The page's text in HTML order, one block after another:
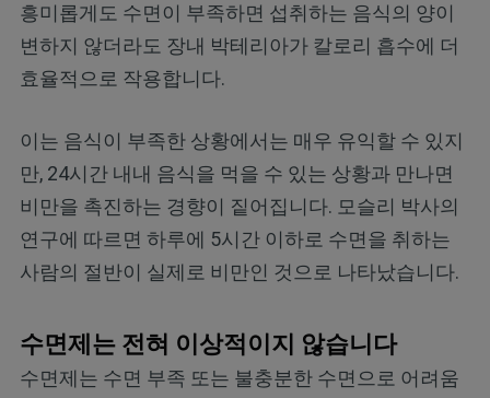
흥미롭게도 수면이 부족하면 섭취하는 음식의 양이
변하지 않더라도 장내 박테리아가 칼로리 흡수에 더
효율적으로 작용합니다.
이는 음식이 부족한 상황에서는 매우 유익할 수 있지
만, 24시간 내내 음식을 먹을 수 있는 상황과 만나면
비만을 촉진하는 경향이 짙어집니다. 모슬리 박사의
연구에 따르면 하루에 5시간 이하로 수면을 취하는
사람의 절반이 실제로 비만인 것으로 나타났습니다.
수면제는 전혀 이상적이지 않습니다
수면제는 수면 부족 또는 불충분한 수면으로 어려움